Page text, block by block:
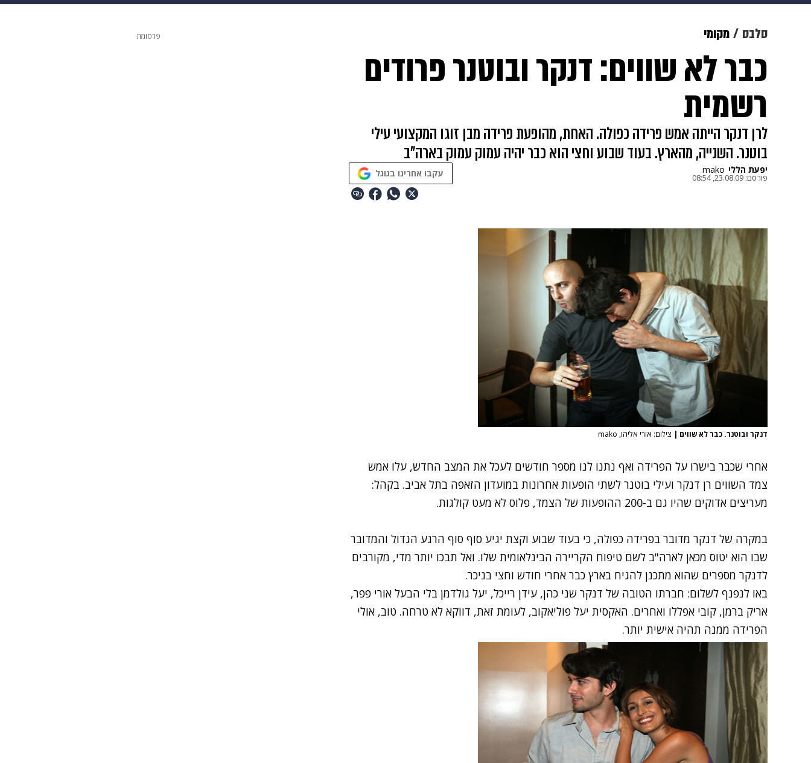
דיגיטל גאווה ויוה משפט תשעה חודשים מתכונים פרויקטים מיוחדים
סלבס מקומי
כבר לא שווים: דנקר ובוטנר פרודים
רשמית
לרן דנקר הייתה אמש פרידה כפולה. האחת, מהופעת פרידה מבן זוגו המקצועי עילי
בוטנר. השנייה, מהארץ. בעוד שבוע וחצי הוא כבר יהיה עמוק עמוק בארה"ב
יפעת הללי mako
פורסם: 23.08.09, 08:54 עקבו אחרינו בגוגל
דנקר ובוטנר. כבר לא שווים | צילום: אורי אליהו, mako
אחרי שכבר בישרו על הפרידה ואף נתנו לנו מספר חודשים לעכל את המצב החדש, עלו אמש
צמד השווים רן דנקר ועילי בוטנר לשתי הופעות אחרונות במועדון הזאפה בתל אביב. בקהל:
מעריצים אדוקים שהיו גם ב-200 ההופעות של הצמד, פלוס לא מעט קולגות.
במקרה של דנקר מדובר בפרידה כפולה, כי בעוד שבוע וקצת יגיע סוף סוף הרגע הגדול והמדובר
שבו הוא יטוס מכאן לארה"ב לשם טיפוח הקריירה הבינלאומית שלו. ואל תבכו יותר מדי, מקורבים
לדנקר מספרים שהוא מתכנן להגיח בארץ כבר אחרי חודש וחצי בניכר.
באו לנפנף לשלום: חברתו הטובה של דנקר שני כהן, עידן רייכל, יעל גולדמן בלי הבעל אורי פפר,
אריק ברמן, קובי אפללו ואחרים. האקסית יעל פוליאקוב, לעומת זאת, דווקא לא טרחה. טוב, אולי
הפרידה ממנה תהיה אישית יותר.
פרסומת